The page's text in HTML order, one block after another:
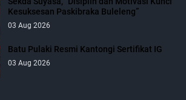
Kesuksesan Paskibraka Buleleng”
03 Aug 2026
Batu Pulaki Resmi Kantongi Sertifikat IG
03 Aug 2026